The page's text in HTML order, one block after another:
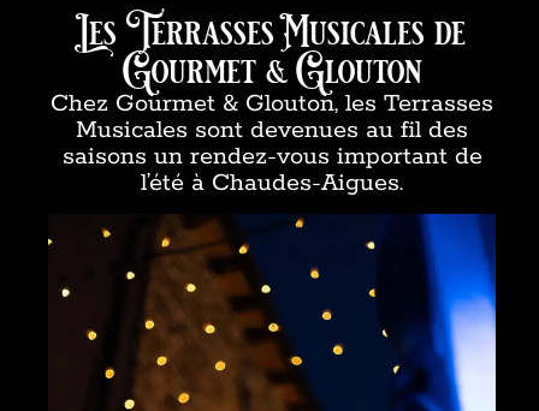
Les Terrasses Musicales de
Gourmet & Glouton
Chez Gourmet & Glouton, les Terrasses
Musicales sont devenues au fil des
saisons un rendez-vous important de
l’été à Chaudes-Aigues.